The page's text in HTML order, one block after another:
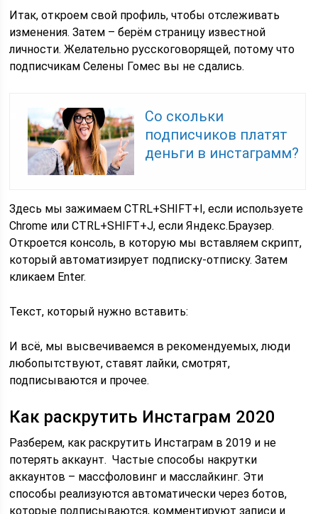
Итак, откроем свой профиль, чтобы отслеживать
изменения. Затем – берём страницу известной
личности. Желательно русскоговорящей, потому что
подписчикам Селены Гомес вы не сдались.
Со скольки
подписчиков платят
деньги в инстаграмм?
Здесь мы зажимаем CTRL+SHIFT+I, если используете
Chrome или CTRL+SHIFT+J, если Яндекс.Браузер.
Откроется консоль, в которую мы вставляем скрипт,
который автоматизирует подписку-отписку. Затем
кликаем Enter.
Текст, который нужно вставить:
И всё, мы высвечиваемся в рекомендуемых, люди
любопытствуют, ставят лайки, смотрят,
подписываются и прочее.
Как раскрутить Инстаграм 2020
Разберем, как раскрутить Инстаграм в 2019 и не
потерять аккаунт. Частые способы накрутки
аккаунтов – массфоловинг и масслайкинг. Эти
способы реализуются автоматически через ботов,
которые подписываются, комментируют записи и